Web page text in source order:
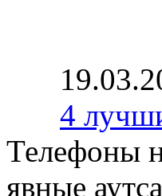
4
Телефоны
явные